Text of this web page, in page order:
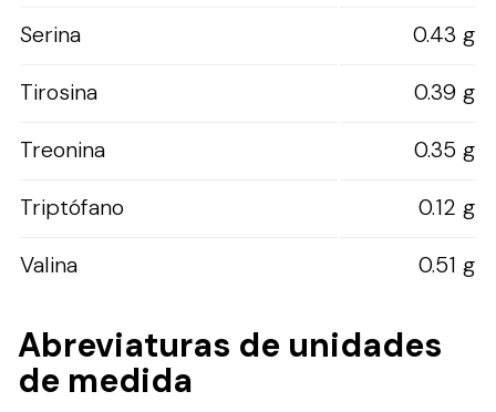
Serina
0.43 g
Tirosina
0.39 g
Treonina
0.35 g
Triptófano
0.12 g
Valina
0.51 g
Abreviaturas de unidades
de medida